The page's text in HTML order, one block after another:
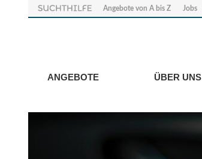
Angebote von A bis Z Jobs
ANGEBOTE ÜBER UNS